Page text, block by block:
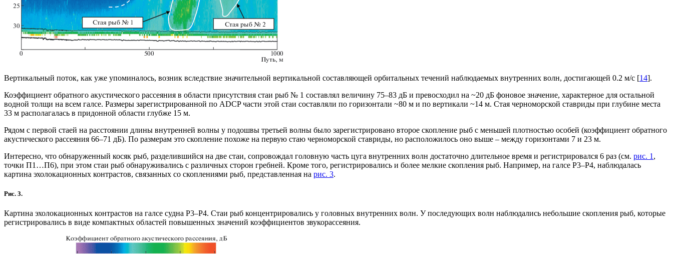
Вертикальный поток, как уже упоминалось, возник вследствие значительной вертикальной составляющей орбитальных течений наблюдаемых внутренних волн, достигающей 0.2 м/с [14].
Коэффициент обратного акустического рассеяния в области присутствия стаи рыб № 1 составлял величину 75–83 дБ и превосходил на ~20 дБ фоновое значение, характерное для остальной
водной толщи на всем галсе. Размеры зарегистрированной по ADCP части этой стаи составляли по горизонтали ~80 м и по вертикали ~14 м. Стая черноморской ставриды при глубине места
33 м располагалась в придонной области глубже 15 м.
Рядом с первой стаей на расстоянии длины внутренней волны у подошвы третьей волны было зарегистрировано второе скопление рыб с меньшей плотностью особей (коэффициент обратного
акустического рассеяния 66–71 дБ). По размерам это скопление похоже на первую стаю черноморской ставриды, но расположилось оно выше – между горизонтами 7 и 23 м.
Интересно, что обнаруженный косяк рыб, разделившийся на две стаи, сопровождал головную часть цуга внутренних волн достаточно длительное время и регистрировался 6 раз (см. рис. 1 ,
точки П1…П6), при этом стаи рыб обнаруживались с различных сторон гребней. Кроме того, регистрировались и более мелкие скопления рыб. Например, на галсе Р3–Р4, наблюдалась
картина эхолокационных контрастов, связанных со скоплениями рыб, представленная на рис. 3.
Рис. 3.
Картина эхолокационных контрастов на галсе судна Р3–Р4. Стаи рыб концентрировались у головных внутренних волн. У последующих волн наблюдались небольшие скопления рыб, которые
регистрировались в виде компактных областей повышенных значений коэффициентов звукорассеяния.